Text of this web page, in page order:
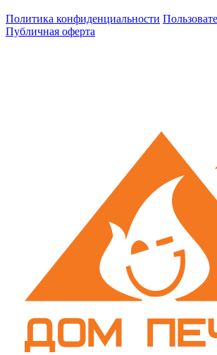
Политика конфиденциальности
Публичная оферта